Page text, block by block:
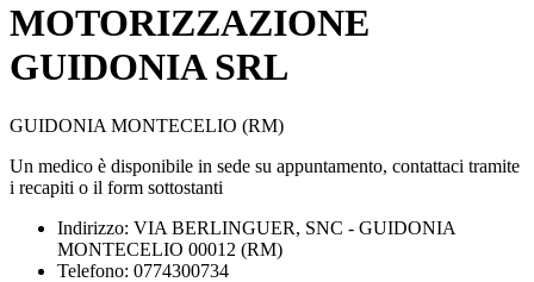
MOTORIZZAZIONE
GUIDONIA SRL
GUIDONIA MONTECELIO (RM)
Un medico è disponibile in sede su appuntamento, contattaci tramite
i recapiti o il form sottostanti
Indirizzo: VIA BERLINGUER, SNC - GUIDONIA
MONTECELIO 00012 (RM)
Telefono: 0774300734